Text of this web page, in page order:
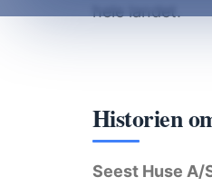
hele landet.
Historien
Seest Huse A/